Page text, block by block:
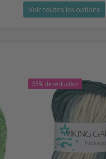
Voir toutes les options
35% de réduction